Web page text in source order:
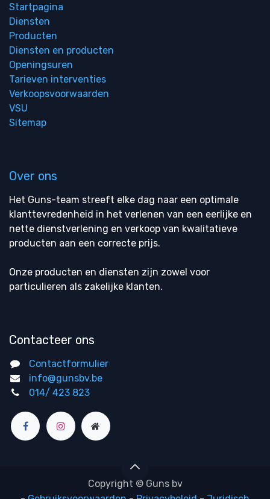
Startpagina
Diensten
Producten
Diensten en producten
Openingsuren
Tarieven interventies
Verkoopsvoorwaarden
VSU
Sitemap
Over ons
Het Guns-team streeft elke dag naar een optimale
klanttevredenheid in het verlenen van een eerlijke en
nette dienstverlening en verkoop van kwalitatieve
producten aan een correcte prijs.
Onze producten en diensten zijn zowel voor
particulieren als zakelijke klanten.
Contacteer ons
Contactformulier
info@gunsbv.be
014/ 423 823
Copyright © Guns bv